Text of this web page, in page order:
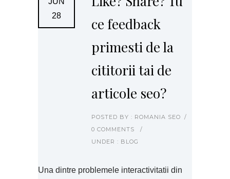
28
ce feedback
primesti de la
cititorii tai de
articole seo?
POSTED BY : ROMANIA SEO /
0 COMMENTS
/
UNDER : BLOG
Una dintre problemele interactivitatii din